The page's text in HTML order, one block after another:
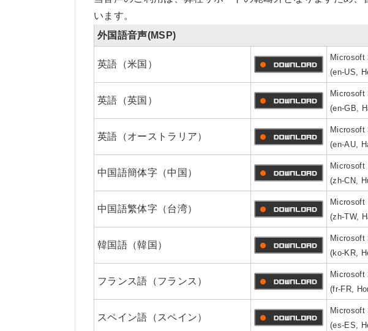
います。
外国語音声(MSP)
英語（米国）
Microsoft
(en-US,
英語（英国）
Microsoft
(en-GB,
英語（オーストラリア）
Microsoft
(en-AU,
中国語簡体字（中国）
(zh-CN,
中国語繁体字（台湾）
(zh-TW,
韓国語（韓国）
Microsoft
(ko-KR,
フランス語（フランス）
Microsoft
(fr-FR,
スペイン語（スペイン）
Microsoft
(es-ES,